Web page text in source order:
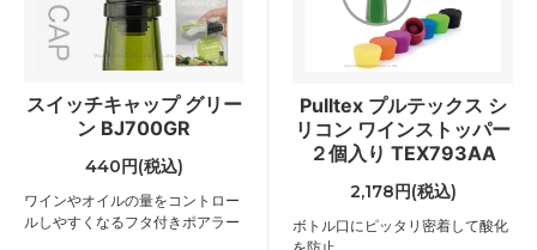
スイッチキャップ グリー
ン BJ700GR
440円(税込)
ワインやオイルの量をコントロー
ルしやすくなるフタ付きポアラー
Pulltex プルテックス シ
リコン ワインストッパー
２個入り TEX793AA
2,178円(税込)
ボトル口にピッタリ密着して酸化